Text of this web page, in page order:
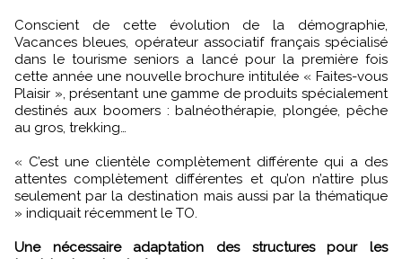
Conscient de cette évolution de la démographie,
Vacances bleues, opérateur associatif français spécialisé
dans le tourisme seniors a lancé pour la première fois
cette année une nouvelle brochure intitulée « Faites-vous
Plaisir », présentant une gamme de produits spécialement
destinés aux boomers : balnéothérapie, plongée, pêche
au gros, trekking…
« C’est une clientèle complètement différente qui a des
attentes complètement différentes et qu’on n’attire plus
seulement par la destination mais aussi par la thématique
» indiquait récemment le TO.
Une nécessaire adaptation des structures pour les